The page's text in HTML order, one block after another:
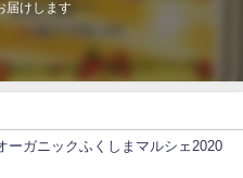
届けします
ーガニックふくしまマルシェ2020